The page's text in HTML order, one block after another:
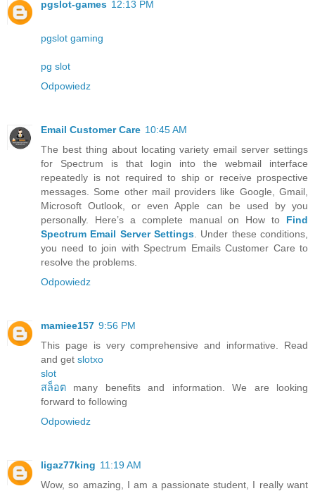
pgslot-games 12:13 PM
pgslot gaming
pg slot
Odpowiedz
Email Customer Care 10:45 AM
The best thing about locating variety email server settings
for Spectrum is that login into the webmail interface
repeatedly is not required to ship or receive prospective
messages. Some other mail providers like Google, Gmail,
Microsoft Outlook, or even Apple can be used by you
personally. Here’s a complete manual on How to Find
Spectrum Email Server Settings . Under these conditions,
you need to join with Spectrum Emails Customer Care to
resolve the problems.
Odpowiedz
mamiee157 9:56 PM
This page is very comprehensive and informative. Read
and get slotxo
slot
สล็อต many benefits and information. We are looking
forward to following
Odpowiedz
ligaz77king 11:19 AM
Wow, so amazing, I am a passionate student, I really want